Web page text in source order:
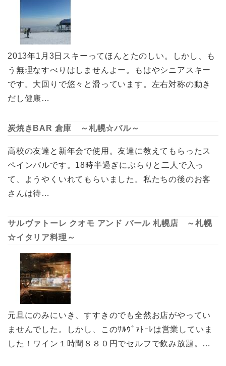
2013年1月3日スキーってほんとたのしい。しかし、も
う無理なすべりはしませんよー。もはやシニアスキー
です。大回りで悠々と滑っています。左右対称の動き
だし健康…
炭焼きBAR 倉庫 ～札幌☆バル～
高校の友達と新年会で使用。友達に教えてもらったス
ペインバルです。18時半過ぎにぶらりと二人で入っ
て、ようやくいれてもらいました。私たちの後のお客
さんは待…
サルヴァトーレ クオモ アンド バール 札幌店 ～札幌
☆イタリア料理～
元旦にのみにいき、すすきのでも全然お店がやってい
ませんでした。しかし、このｻﾙｳﾞｧﾄｰﾚは営業していま
した！ワイン１時間８８０円でセルフで飲み放題。…